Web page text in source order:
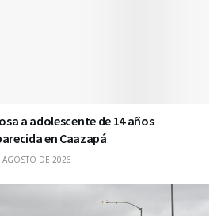
a adolescente de 14 años
en Caazapá
AGOSTO DE 2026